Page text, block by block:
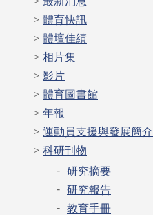
體育快訊
體壇佳績
相片集
影片
體育圖書館
年報
運動員支援與發展簡介
科研刊物
研究摘要
研究報告
教育手冊